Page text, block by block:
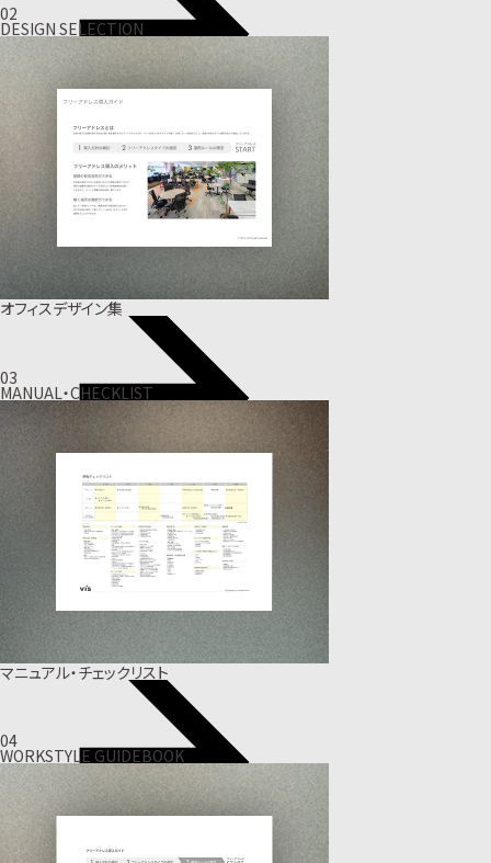
02
DESIGN SELECTION
オフィスデザイン集
03
MANUAL・CHECKLIST
マニュアル・チェックリスト
04
WORKSTYLE GUIDEBOOK